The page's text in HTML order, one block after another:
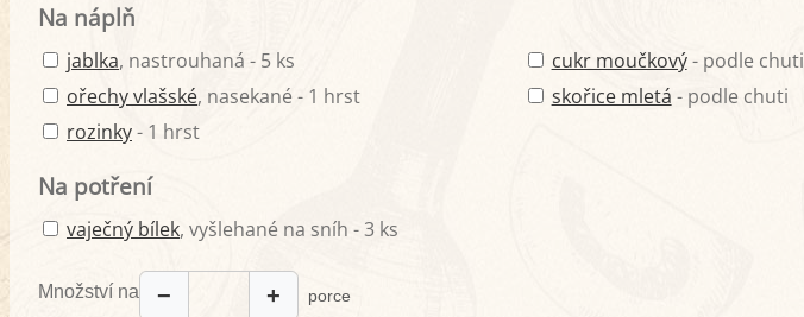
Na náplň
jablka, nastrouhaná - 5 ks
ořechy vlašské, nasekané - 1 hrst
rozinky- 1 hrst
cukr moučkový- podle chuti
skořice mletá - podle chuti
Na potření
vaječný bílek, vyšlehané na sníh - 3 ks
Množství na − + porce